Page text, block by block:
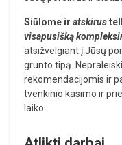
Siūlome ir atskirus
visapusišką
atsižvelgiant į Jūsų
grunto tipą.
rekomendacijomis ir
tvenkinio kasimo ir
laiko.